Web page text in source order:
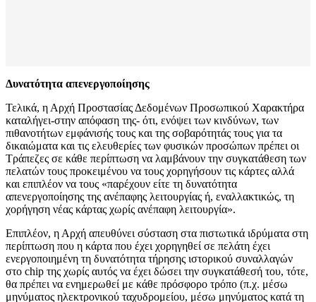
Δυνατότητα απενεργοποίησης
Τελικά, η Αρχή Προστασίας Δεδομένων Προσωπικού Χαρακτήρα
καταλήγει-στην απόφαση της- ότι, ενόψει των κινδύνων, των
πιθανοτήτων εμφάνισής τους και της σοβαρότητάς τους για τα
δικαιώματα και τις ελευθερίες των φυσικών προσώπων πρέπει οι
Τράπεζες σε κάθε περίπτωση να λαμβάνουν την συγκατάθεση των
πελατών τους προκειμένου να τους χορηγήσουν τις κάρτες αλλά
και επιπλέον να τους «παρέχουν είτε τη δυνατότητα
απενεργοποίησης της ανέπαφης λειτουργίας ή, εναλλακτικώς, τη
χορήγηση νέας κάρτας χωρίς ανέπαφη λειτουργία».
Επιπλέον, η Αρχή απευθύνει σύσταση στα πιστωτικά ιδρύματα στη
περίπτωση που η κάρτα που έχει χορηγηθεί σε πελάτη έχει
ενεργοποιημένη τη δυνατότητα τήρησης ιστορικού συναλλαγών
στο chip της χωρίς αυτός να έχει δώσει την συγκατάθεσή του, τότε,
θα πρέπει να ενημερωθεί με κάθε πρόσφορο τρόπο (π.χ. μέσω
μηνύματος ηλεκτρονικού ταχυδρομείου, μέσω μηνύματος κατά τη